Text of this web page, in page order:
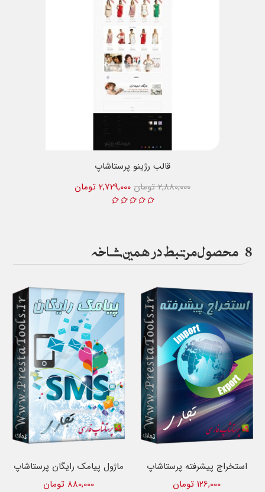
قالب رژینو پرستاشاپ
2,729,000 تومان
2,880,000 تومان
8 محصول مرتبط در همین شاخه
ماژول پیامک رایگان پرستاشاپ
880,000 تومان
استخراج پیشرفته پرستاشاپ
126,000 تومان